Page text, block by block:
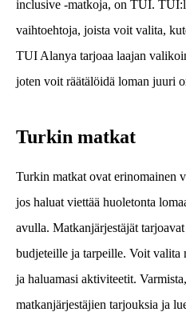
inclusive -matkoja, on TUI.
vaihtoehtoja, joista voit valita,
TUI Alanya tarjoaa laajan
joten voit räätälöidä loman juuri
Turkin matkat
Turkin matkat ovat erinomainen
jos haluat viettää huoletonta
avulla. Matkanjärjestäjät
budjeteille ja tarpeille. Voit valita
ja haluamasi aktiviteetit.
matkanjärjestäjien tarjouksia ja